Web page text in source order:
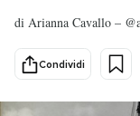
Internet
Scienza
Cultura
Economia
di Arianna Cavallo –
Condividi